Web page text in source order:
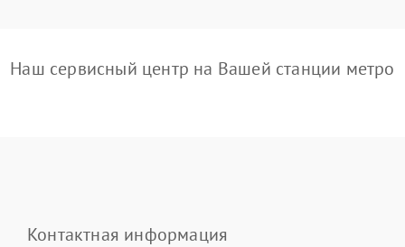
Наш сервисный центр на Вашей станции метро
Контактная информация